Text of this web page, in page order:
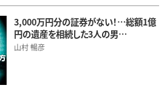
3,000万円分の証券がない！…総額1億
円の遺産を相続した3人の男…
山村 暢彦